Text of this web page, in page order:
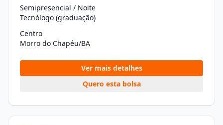
Semipresencial / Noite
Tecnólogo (graduação)
Centro
Morro do Chapéu/BA
Ver mais detalhes
Quero esta bolsa